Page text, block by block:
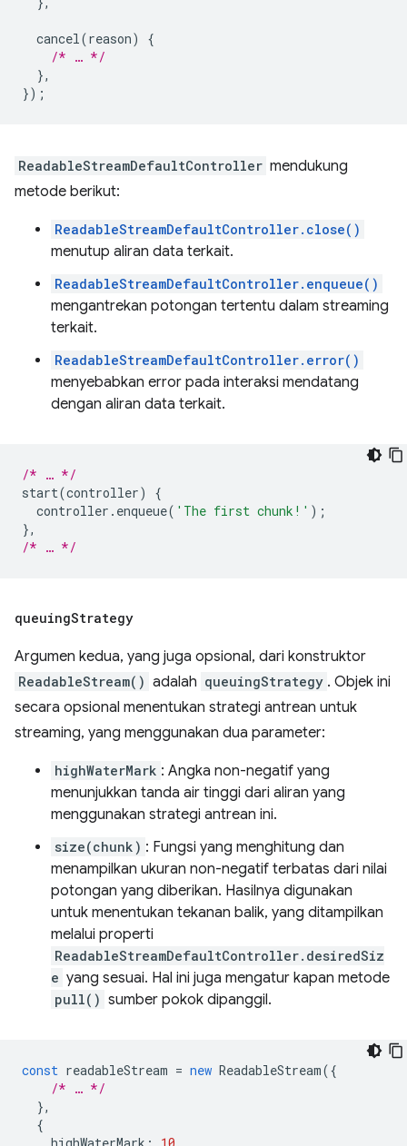
cancel(reason)
{
/* … */
},
});
ReadableStreamDefaultController mendukung
metode berikut:
ReadableStreamDefaultController.close()
menutup aliran data terkait.
ReadableStreamDefaultController.enqueue()
mengantrekan potongan tertentu dalam streaming
terkait.
ReadableStreamDefaultController.error()
menyebabkan error pada interaksi mendatang
dengan aliran data terkait.
/* … */
start(controller)
{
controller . enqueue( 'The first chunk!' );
},
/* … */
queuingStrategy
Argumen kedua, yang juga opsional, dari konstruktor
ReadableStream() adalah queuingStrategy . Objek ini
secara opsional menentukan strategi antrean untuk
streaming, yang menggunakan dua parameter:
highWaterMark : Angka non-negatif yang
menunjukkan tanda air tinggi dari aliran yang
menggunakan strategi antrean ini.
size(chunk) : Fungsi yang menghitung dan
menampilkan ukuran non-negatif terbatas dari nilai
potongan yang diberikan. Hasilnya digunakan
untuk menentukan tekanan balik, yang ditampilkan
melalui properti
ReadableStreamDefaultController.desiredSiz
e yang sesuai. Hal ini juga mengatur kapan metode
pull() sumber pokok dipanggil.
const readableStream = new ReadableStream({
/* … */
},
{